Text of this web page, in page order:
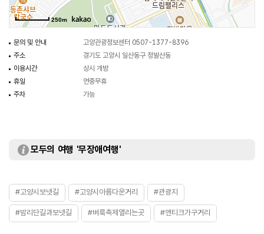
만나볼 수 있다. 시간이 된다면 방문해 보는 것도 좋을 것이다.
250m
문의 및 안내
고양관광정보센터 0507-1377-8396
주소
경기도 고양시 일산동구 정발산동
이용시간
상시 개방
휴일
연중무휴
주차
가능
모두의 여행 '무장애여행'
#고양시보넷길 #고양시아름다운거리 #관광지
#밤리단길과보넷길 #벼룩축제열리는곳 #앤티크가구거리